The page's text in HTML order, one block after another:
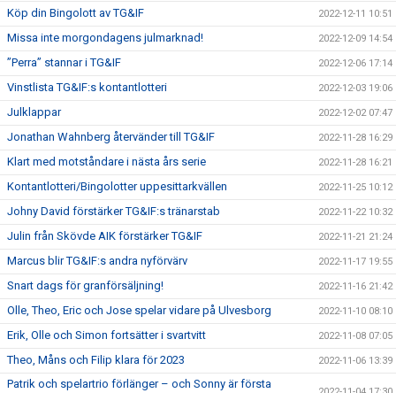
Köp din Bingolott av TG&IF 2022-12-11 10:51
Missa inte morgondagens julmarknad! 2022-12-09 14:54
”Perra” stannar i TG&IF 2022-12-06 17:14
Vinstlista TG&IF:s kontantlotteri 2022-12-03 19:06
Julklappar 2022-12-02 07:47
Jonathan Wahnberg återvänder till TG&IF 2022-11-28 16:29
Klart med motståndare i nästa års serie 2022-11-28 16:21
Kontantlotteri/Bingolotter uppesittarkvällen 2022-11-25 10:12
Johny David förstärker TG&IF:s tränarstab 2022-11-22 10:32
Julin från Skövde AIK förstärker TG&IF 2022-11-21 21:24
Marcus blir TG&IF:s andra nyförvärv 2022-11-17 19:55
Snart dags för granförsäljning! 2022-11-16 21:42
Olle, Theo, Eric och Jose spelar vidare på Ulvesborg 2022-11-10 08:10
Erik, Olle och Simon fortsätter i svartvitt 2022-11-08 07:05
Theo, Måns och Filip klara för 2023 2022-11-06 13:39
Patrik och spelartrio förlänger – och Sonny är första